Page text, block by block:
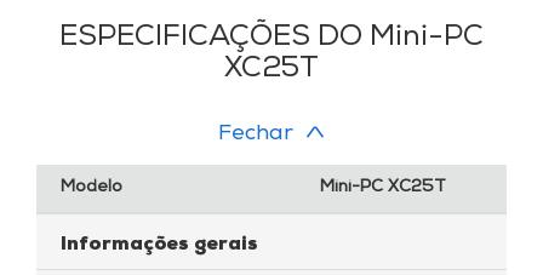
ESPECIFICAÇÕES DO Mini-PC
XC25T
Fechar
Modelo Mini-PC XC25T
Informações gerais